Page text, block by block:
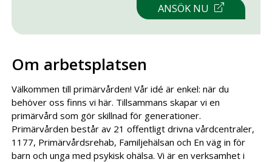
ANSÖK NU LÄNK TILL
Om arbetsplatsen
Välkommen till primärvården! Vår idé är enkel: när du
behöver oss finns vi här. Tillsammans skapar vi en
primärvård som gör skillnad för generationer.
Primärvården består av 21 offentligt drivna vårdcentraler,
1177, Primärvårdsrehab, Familjehälsan och En väg in för
barn och unga med psykisk ohälsa. Vi är en verksamhet i